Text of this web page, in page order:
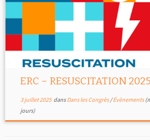
ERC – RESUSCITATION 2025
3 juillet 2025dansDans les Congrès/Évènements
jours)